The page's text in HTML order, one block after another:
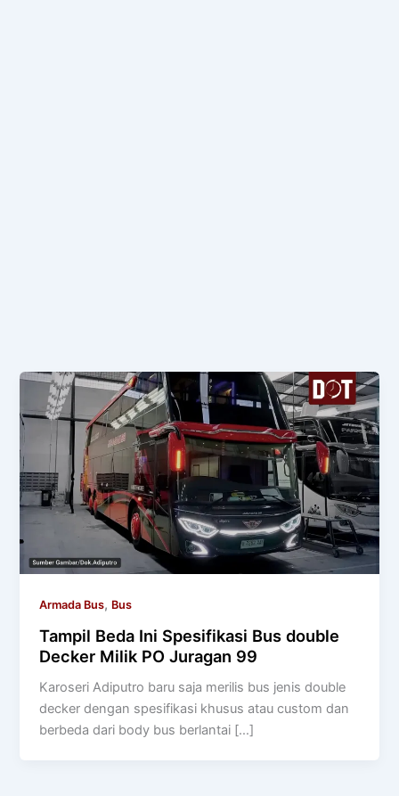
Armada Bus, Bus
Tampil Beda Ini Spesifikasi Bus double
Decker Milik PO Juragan 99
Karoseri Adiputro baru saja merilis bus jenis double
decker dengan spesifikasi khusus atau custom dan
berbeda dari body bus berlantai […]